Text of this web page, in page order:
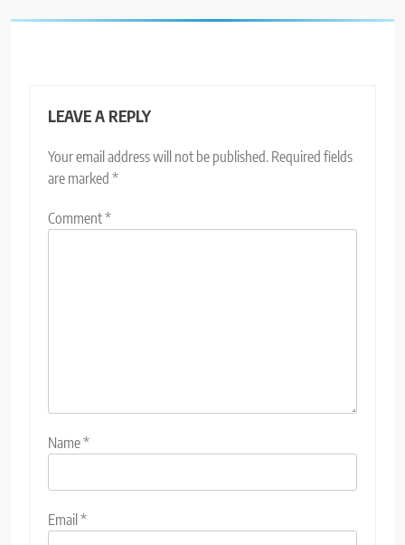
LEAVE A REPLY
Your email address will not be published. Required fields
are marked *
Comment*
Name*
Email *